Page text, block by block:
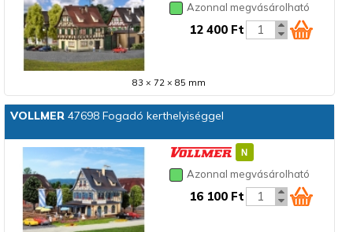
Azonnal megvásárolható
12 400 Ft
83 × 72 × 85 mm
VOLLMER47698 Fogadó kerthelyiséggel
Azonnal megvásárolható
16 100 Ft